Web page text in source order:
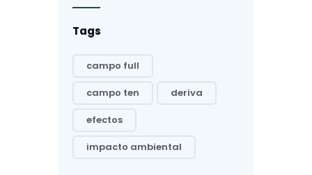
Tags
campo full
campo ten deriva
efectos
impacto ambiental